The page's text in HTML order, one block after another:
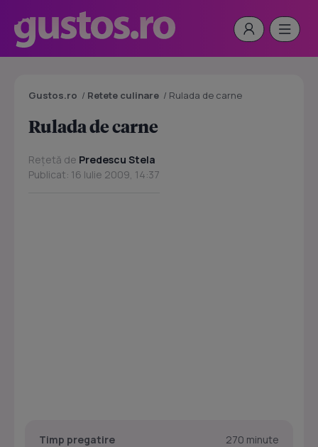
Gustos.ro / Retete culinare / Rulada de carne
Rulada de carne
Rețetă de Predescu Stela
Publicat: 16 Iulie 2009, 14:37
Timp pregatire
270 minute